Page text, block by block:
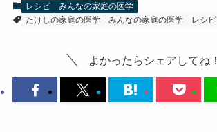
レシピ
みんなの家庭の医学
たけしの家庭の医学
みんなの家庭の医学 レシピ
よかったらシェアしてね！